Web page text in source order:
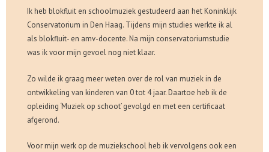
Ik heb blokfluit en schoolmuziek gestudeerd aan het Koninklijk
Conservatorium in Den Haag. Tijdens mijn studies werkte ik al
als blokfluit- en amv-docente. Na mijn conservatoriumstudie
was ik voor mijn gevoel nog niet klaar.
Zo wilde ik graag meer weten over de rol van muziek in de
ontwikkeling van kinderen van 0 tot 4 jaar. Daartoe heb ik de
opleiding ‘Muziek op schoot’ gevolgd en met een certificaat
afgerond.
Voor mijn werk op de muziekschool heb ik vervolgens ook een